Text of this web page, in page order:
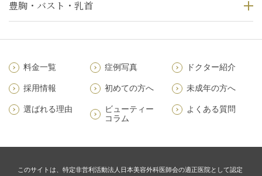
豊胸・バスト・乳首
料金一覧 症例写真 ドクター紹介
採用情報 初めての方へ 未成年の方へ
選ばれる理由
ビューティー
コラム
よくある質問
このサイトは、特定非営利活動法人日本美容外科医師会の適正医院として認定